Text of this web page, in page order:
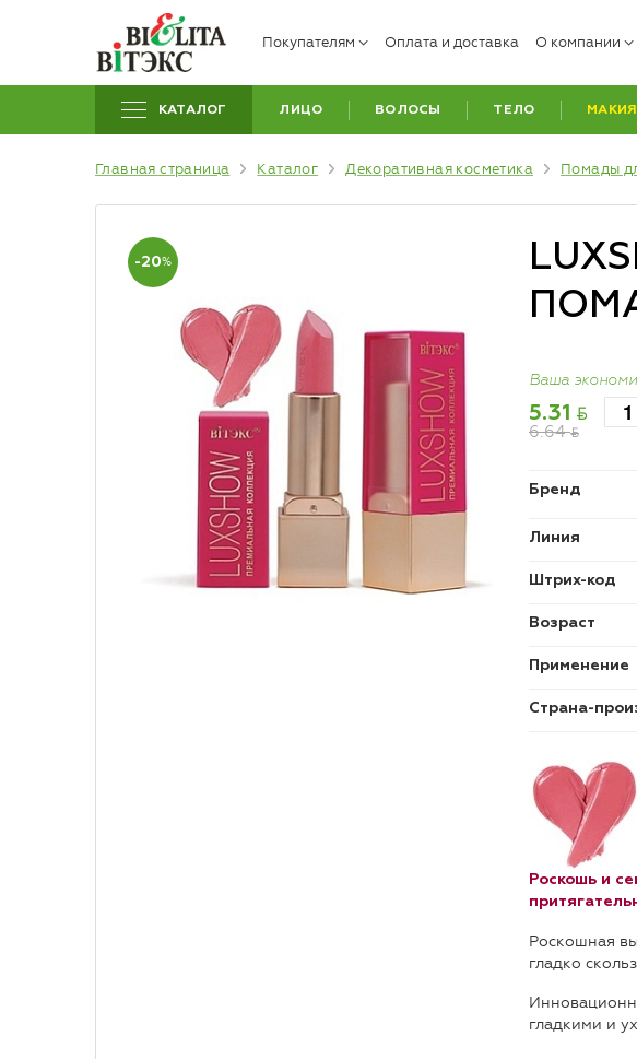
Покупателям Оплата и доставка О компании
КАТАЛОГ ЛИЦО ВОЛОСЫ ТЕЛО
Главная страница Каталог Декоративная косметика Помады
-20%
Ваша
5.31 BYN
6.64BYN
Бренд
Линия
Штрих-код
Возраст
Применение
Страна-
Роскошь и
Роскошная
гладко
гладкими и